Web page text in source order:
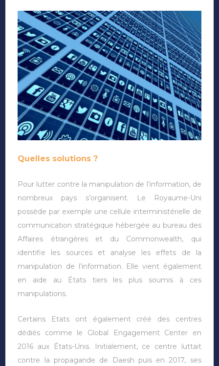
Quelles solutions ?
Pour lutter contre la manipulation de l’information, de
nombreux pays s’organisent. Le Royaume-Uni
possède par exemple une cellule interministérielle de
communication stratégique hébergée au bureau des
Affaires étrangères et du Commonwealth, qui
identifie les sources et analyse les effets de la
manipulation de l’information. Elle vient également
en aide au États tiers les plus soumis à ces
manipulations.
Certains Etats ont également créé des centres
dédiés comme le Global Engagement Center en
2016 aux États-Unis. Initialement, ce centre luttait
contre la propagande de Daesh puis en 2017, ses